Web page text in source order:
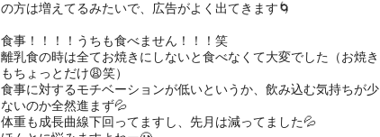
の方は増えてるみたいで、広告がよく出てきます🌀
食事！！！！うちも食べません！！！笑
離乳食の時は全てお焼きにしないと食べなくて大変でした（お焼き
もちょっとだけ😩笑）
食事に対するモチベーションが低いというか、飲み込む気持ちが少
ないのか全然進まず💦
体重も成長曲線下回ってますし、先月は減ってました💦